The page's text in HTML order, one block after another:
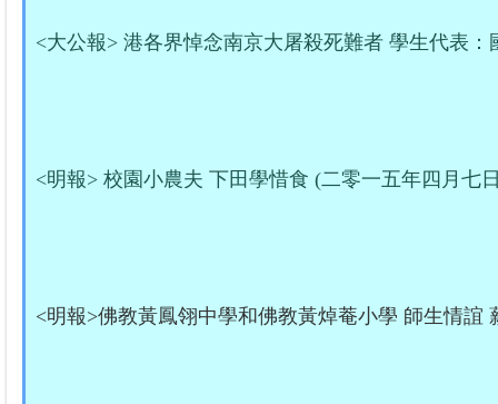
<大公報> 港各界悼念南京大屠殺死難者 學生代表
<明報> 校園小農夫 下田學惜食 (二零一五年四月七
<明報>佛教黃鳳翎中學和佛教黃焯菴小學 師生情